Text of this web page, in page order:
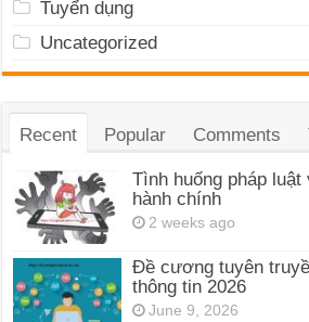
Tuyển dụng
Uncategorized
Recent Popular Comments
Tình huống pháp
hành chính
2 weeks ago
Đề cương tuyên
thông tin 2026
June 9, 2026